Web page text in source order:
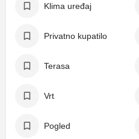
Klima uređaj
Privatno kupatilo
Terasa
Vrt
Pogled